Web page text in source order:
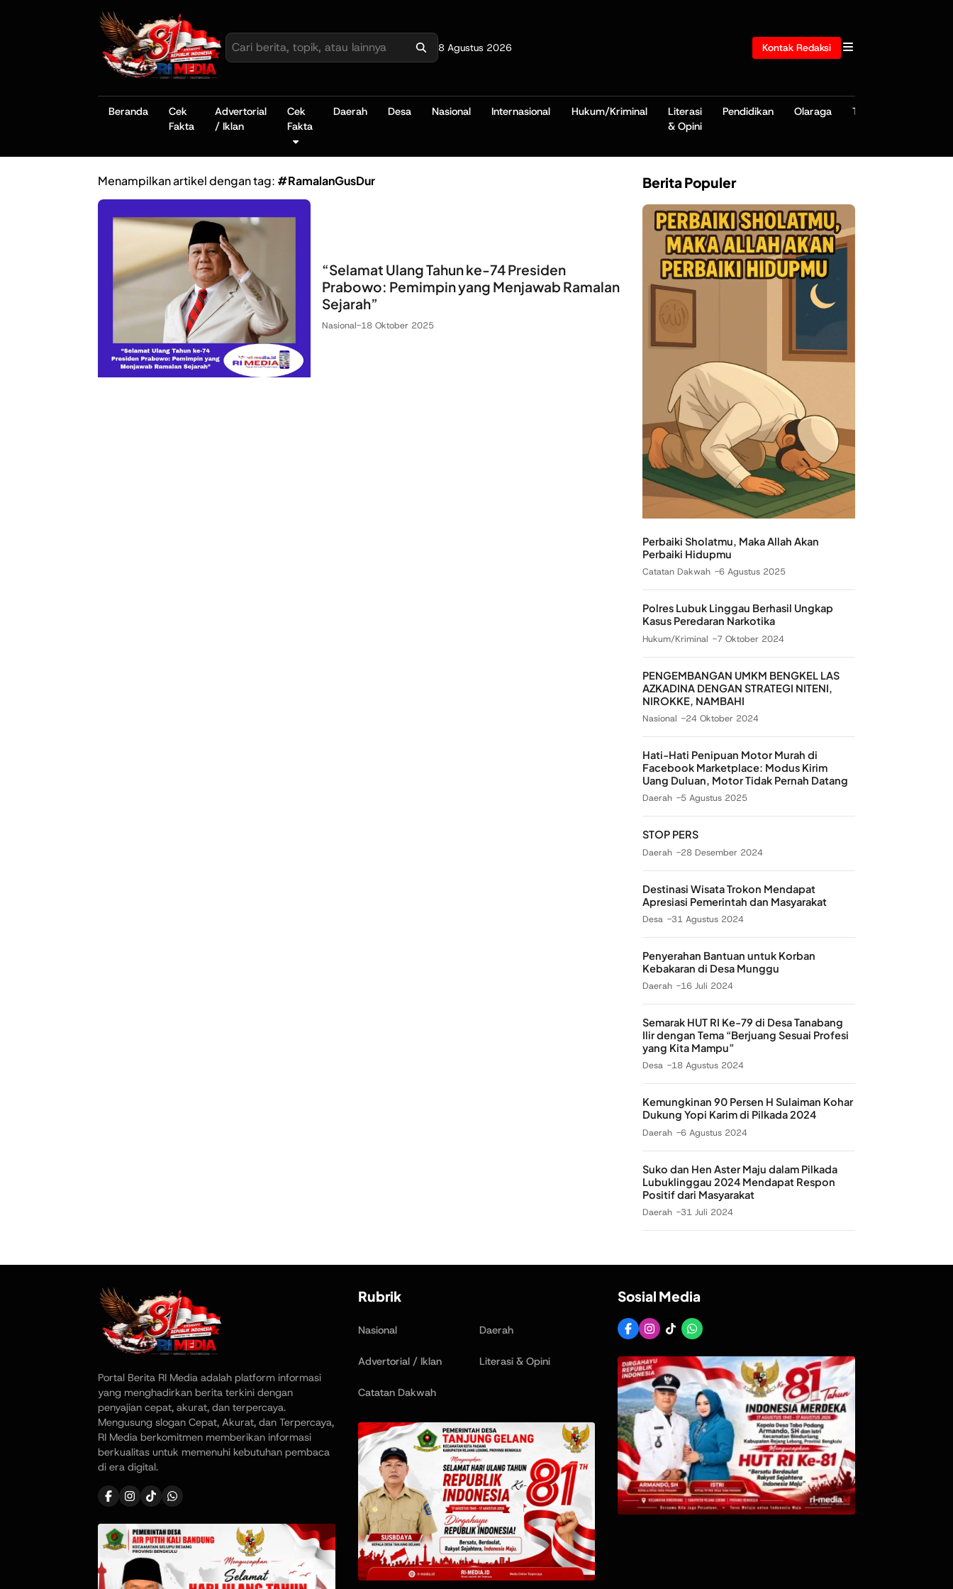
8 Agustus 2026 Kontak Redaksi
Beranda
Cek
Fakta
Advertorial
/ Iklan
Cek
Fakta
Daerah Desa Nasional Internasional Hukum/Kriminal
Literasi
& Opini
Pendidikan Olaraga TNI/POLRI
Menampilkan artikel dengan tag: #RamalanGusDur
“Selamat Ulang Tahun ke-74 Presiden
Prabowo: Pemimpin yang Menjawab Ramalan
Sejarah”
Nasional-18 Oktober 2025
Berita Populer
Perbaiki Sholatmu, Maka Allah Akan
Perbaiki Hidupmu
Catatan Dakwah 6 Agustus 2025
Polres Lubuk Linggau Berhasil Ungkap
Kasus Peredaran Narkotika
Hukum/Kriminal 7 Oktober 2024
PENGEMBANGAN UMKM BENGKEL LAS
AZKADINA DENGAN STRATEGI NITENI,
NIROKKE, NAMBAHI
Nasional 24 Oktober 2024
Hati-Hati Penipuan Motor Murah di
Facebook Marketplace: Modus Kirim
Uang Duluan, Motor Tidak Pernah Datang
Daerah 5 Agustus 2025
STOP PERS
Daerah 28 Desember 2024
Destinasi Wisata Trokon Mendapat
Apresiasi Pemerintah dan Masyarakat
Desa 31 Agustus 2024
Penyerahan Bantuan untuk Korban
Kebakaran di Desa Munggu
Daerah 16 Juli 2024
Semarak HUT RI Ke-79 di Desa Tanabang
Ilir dengan Tema “Berjuang Sesuai Profesi
yang Kita Mampu”
Desa 18 Agustus 2024
Kemungkinan 90 Persen H Sulaiman Kohar
Dukung Yopi Karim di Pilkada 2024
Daerah 6 Agustus 2024
Suko dan Hen Aster Maju dalam Pilkada
Lubuklinggau 2024 Mendapat Respon
Positif dari Masyarakat
Daerah 31 Juli 2024
Portal Berita RI Media adalah platform informasi
yang menghadirkan berita terkini dengan
penyajian cepat, akurat, dan terpercaya.
Mengusung slogan Cepat, Akurat, dan Terpercaya,
RI Media berkomitmen memberikan informasi
berkualitas untuk memenuhi kebutuhan pembaca
di era digital.
Rubrik
Nasional Daerah
Advertorial / Iklan Literasi & Opini
Catatan Dakwah
Sosial Media